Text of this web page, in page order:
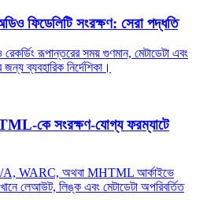
ফিডেলিটি সংরক্ষণ: সেরা পদ্ধতি
রূপান্তরের সময় গুণমান, মেটাডেটা এবং
জন্য ব্যবহারিক নির্দেশিকা।
কে সংরক্ষণ‑যোগ্য ফরম্যাটে
A, WARC, অথবা MHTML আর্কাইভে
লেআউট, লিঙ্ক এবং মেটাডেটা অপরিবর্তিত